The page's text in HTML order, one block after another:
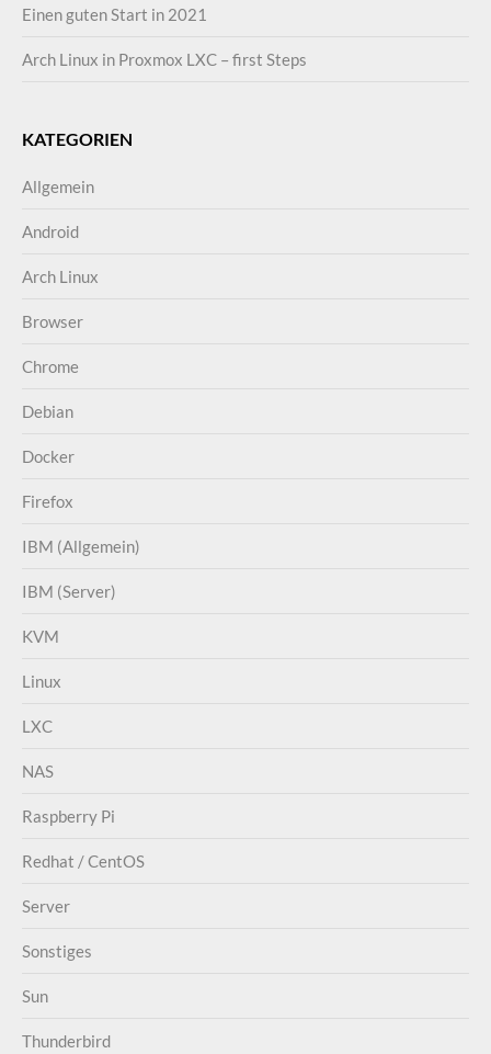
Einen guten Start in 2021
Arch Linux in Proxmox LXC – first Steps
KATEGORIEN
Allgemein
Android
Arch Linux
Browser
Chrome
Debian
Docker
Firefox
IBM (Allgemein)
IBM (Server)
KVM
Linux
LXC
NAS
Raspberry Pi
Redhat / CentOS
Server
Sonstiges
Sun
Thunderbird